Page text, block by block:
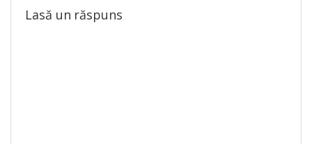
Lasă un răspuns